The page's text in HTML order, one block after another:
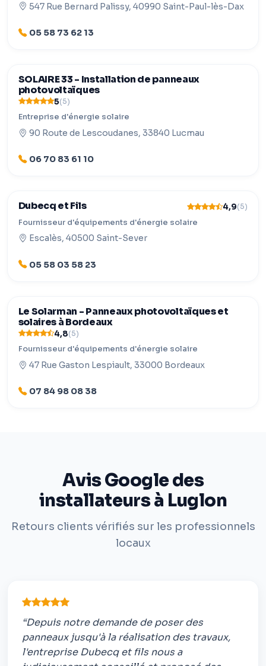
547 Rue Bernard Palissy, 40990 Saint-Paul-lès-Dax
05 58 73 62 13
SOLAIRE 33 - Installation de panneaux
photovoltaïques
5(5)
Entreprise d'énergie solaire
90 Route de Lescoudanes, 33840 Lucmau
06 70 83 61 10
Dubecq et Fils 4,9(5)
Fournisseur d'équipements d'énergie solaire
Escalès, 40500 Saint-Sever
05 58 03 58 23
Le Solarman - Panneaux photovoltaïques et
solaires à Bordeaux
4,8(5)
Fournisseur d'équipements d'énergie solaire
47 Rue Gaston Lespiault, 33000 Bordeaux
07 84 98 08 38
Avis Google des
installateurs à Luglon
Retours clients vérifiés sur les professionnels
locaux
“Depuis notre demande de poser des
panneaux jusqu'à la réalisation des travaux,
l'entreprise Dubecq et fils nous a